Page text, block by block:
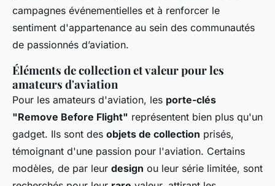
campagnes événementielles et à renforcer le
sentiment d'appartenance au sein des communautés
de passionnés d’aviation.
Éléments de collection et valeur pour les
amateurs d'aviation
Pour les amateurs d'aviation, les porte-clés
"Remove Before Flight" représentent bien plus qu'un
gadget. Ils sont des objets de collection prisés,
témoignant d'une passion pour l'aviation. Certains
modèles, de par leur design ou leur série limitée, sont